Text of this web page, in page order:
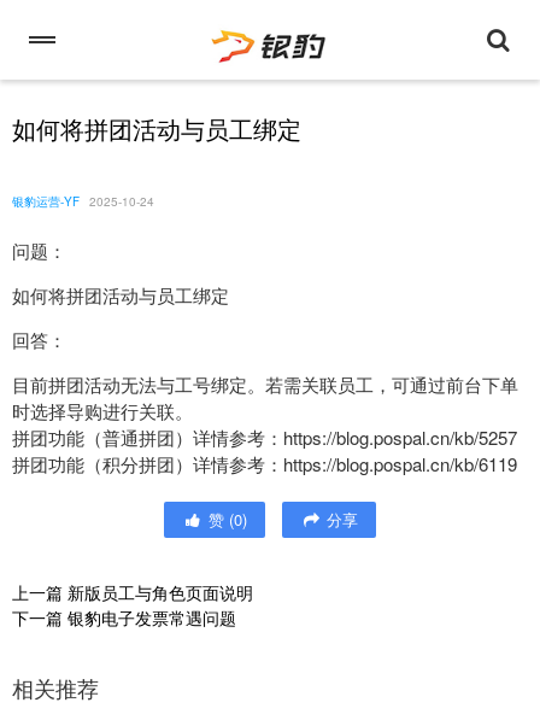
如何将拼团活动与员工绑定
银豹运营-YF 2025-10-24
问题：
如何将拼团活动与员工绑定
回答：
目前拼团活动无法与工号绑定。若需关联员工，可通过前台下单
时选择导购进行关联。
拼团功能（普通拼团）详情参考：https://blog.pospal.cn/kb/5257
拼团功能（积分拼团）详情参考：https://blog.pospal.cn/kb/6119
赞 (0) 分享
上一篇 新版员工与角色页面说明
下一篇 银豹电子发票常遇问题
相关推荐